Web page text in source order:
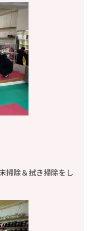
掃除＆拭き掃除をし